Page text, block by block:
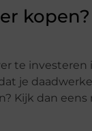
kopen?
te investeren
je
Kijk dan eens